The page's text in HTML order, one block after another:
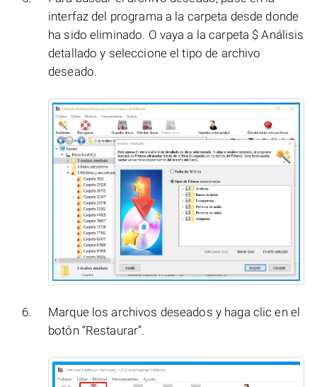
interfaz del programa a la carpeta desde donde
ha sido eliminado. O vaya a la carpeta $ Análisis
detallado y seleccione el tipo de archivo
deseado.
Marque los archivos deseados y haga clic en el
botón “Restaurar”.